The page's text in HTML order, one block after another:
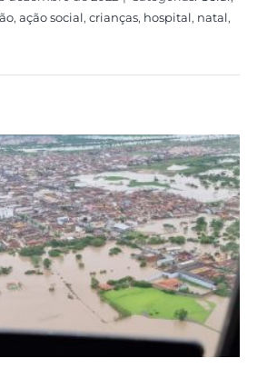
, ação social, crianças, hospital, natal,